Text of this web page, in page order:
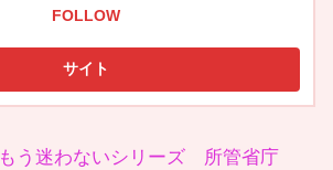
FOLLOW
もう迷わないシリーズ 所管省庁